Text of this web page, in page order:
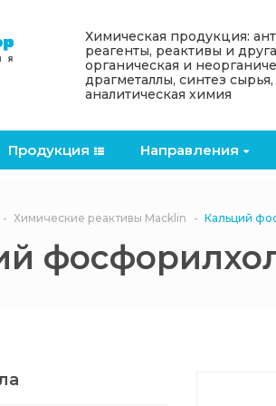
Продукция Направления
Антипирены
антипирены
Химическая продукция:
реагенты, реактивы и
органическая и
драгметаллы, синтез сырья,
аналитическая химия
Химические реактивы Macklin Кальций